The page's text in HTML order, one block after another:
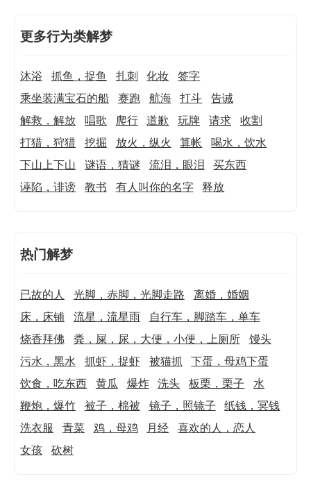
更多行为类解梦
沐浴 抓鱼，捉鱼 扎刺 化妆
签字
乘坐装满宝石的船
赛跑 航海 打斗
告诫
解救，解放
唱歌 爬行 道歉 玩牌 请求
收割
打猎，狩猎
挖掘 放火，纵火 算帐
喝水，饮水
下山上下山
谜语，猜谜 流泪，眼泪
买东西
诬陷，诽谤
教书 有人叫你的名字 释放
热门解梦
已故的人 光脚，赤脚，光脚走路
离婚，婚姻
床，床铺
流星，流星雨
自行车，脚踏车，单车
烧香拜佛
粪，屎，尿，大便，小便，上厕所
馒头
污水，黑水
抓虾，捉虾 被猫抓
下蛋，母鸡下蛋
饮食，吃东西
黄瓜 爆炸 洗头 板栗，栗子
水
鞭炮，爆竹
被子，棉被 镜子，照镜子
纸钱，冥钱
洗衣服
青菜 鸡，母鸡 月经
喜欢的人，恋人
女孩
砍树